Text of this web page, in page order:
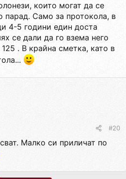
които могат да се
парад. Само за протокола, в
4-5 години един доста
се дали да го взема него
. В крайна сметка, като в
#20
Малко си приличат по